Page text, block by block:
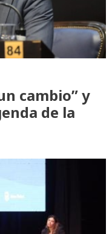
cambio” y
de la